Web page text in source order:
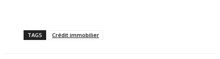
TAGS Crédit immobilier